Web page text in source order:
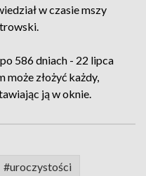
w czasie mszy
586 dniach - 22 lipca
może złożyć każdy,
ją w oknie.
#uroczystości